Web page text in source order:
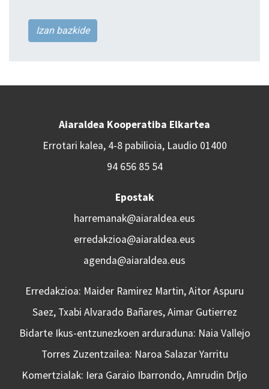
Izan bazkide
Aiaraldea Kooperatiba Elkartea
Errotari kalea, 4-8 pabilioia, Laudio 01400
94 656 85 54
Epostak
harremanak@aiaraldea.eus
erredakzioa@aiaraldea.eus
agenda@aiaraldea.eus
Erredakzioa: Maider Ramirez Martin, Aitor Aspuru
Saez, Txabi Alvarado Bañares, Aimar Gutierrez
Bidarte Ikus-entzunezkoen arduraduna: Naia Vallejo
Torres Zuzentzailea: Naroa Salazar Yarritu
Komertzialak: Iera Garaio Ibarrondo, Amrudin Drljo